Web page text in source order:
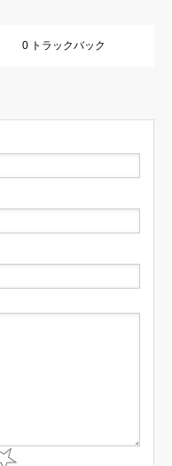
0 トラックバック